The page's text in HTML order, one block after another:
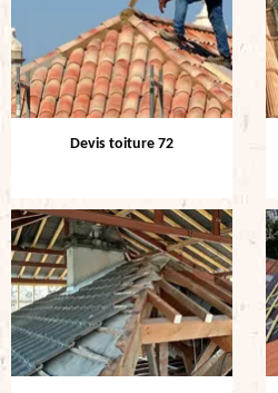
Devis toiture 72